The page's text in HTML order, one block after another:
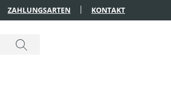
ZAHLUNGSARTEN KONTAKT